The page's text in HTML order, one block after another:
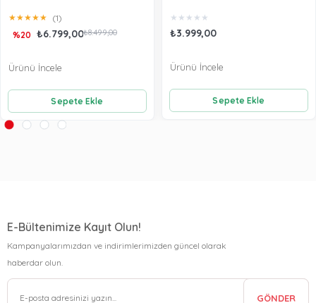
★★★★★ (1)
₺6.799,00₺8.499,00
%20
Sepete Ekle
Ürünü İncele
★ ★ ★ ★ ★
₺3.999,00
Sepete Ekle
Ürünü İncele
E-Bültenimize Kayıt Olun!
Kampanyalarımızdan ve indirimlerimizden güncel olarak
haberdar olun.
GÖNDER